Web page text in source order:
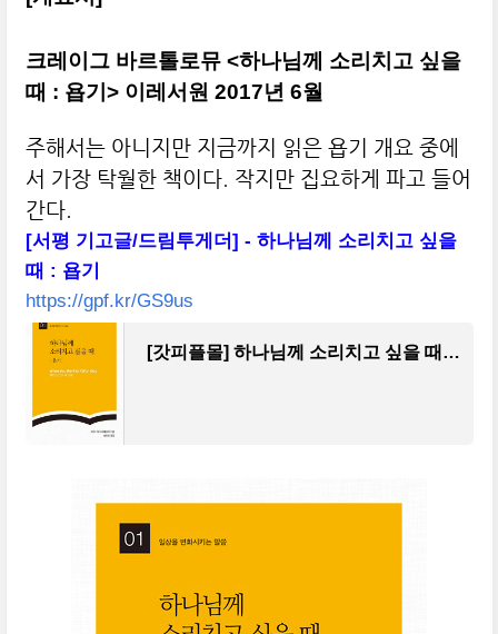
크레이그 바르톨로뮤 <하나님께 소리치고 싶을
때 : 욥기> 이레서원 2017년 6월
주해서는 아니지만 지금까지 읽은 욥기 개요 중에
서 가장 탁월한 책이다. 작지만 집요하게 파고 들어
간다.
[서평 기고글/드림투게더] - 하나님께 소리치고 싶을
때 : 욥기
https://gpf.kr/GS9us
[갓피플몰] 하나님께 소리치고 싶을 때: 욥기